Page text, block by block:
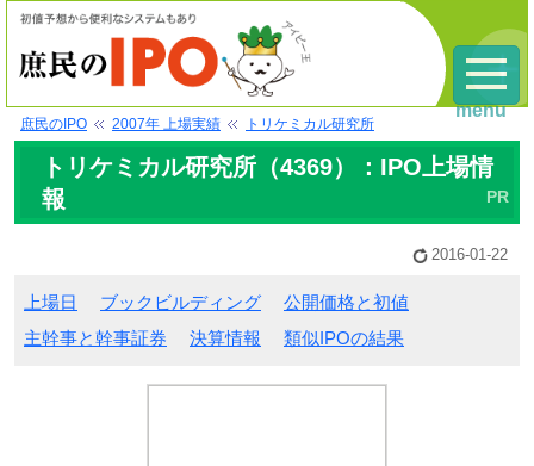
庶民のIPO 2007年 上場実績 トリケミカル研究所
トリケミカル研究所（4369）：IPO上場情
報
2016-01-22
上場日 ブックビルディング
公開価格と初値
主幹事と幹事証券
決算情報 類似IPOの結果
menu